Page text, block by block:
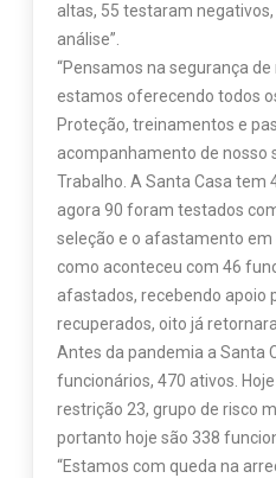
altas, 55 testaram
análise”.
“Pensamos na segurança
estamos oferecendo todos
Proteção, treinamentos e
acompanhamento de nosso
Trabalho. A Santa Casa tem
agora 90 foram testados
seleção e o afastamento
como aconteceu com 46
afastados, recebendo apoio
recuperados, oito já
Antes da pandemia a Santa
funcionários, 470 ativos.
restrição 23, grupo de risco
portanto hoje são 338
“Estamos com queda na